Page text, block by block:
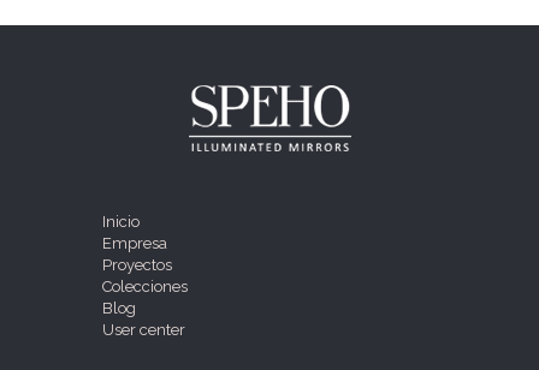
Inicio
Empresa
Proyectos
Colecciones
Blog
User center